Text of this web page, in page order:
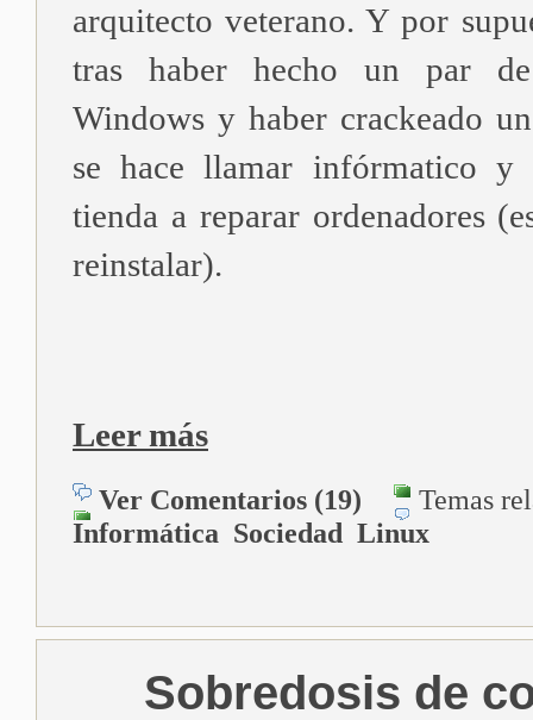
arquitecto veterano. Y por
tras haber hecho un par de
Windows y haber crackeado
se hace llamar infórmatico y
tienda a reparar ordenadores
reinstalar).
Leer más
Ver Comentarios (19)
Temas
Informática Sociedad Linux
Sobredosis de